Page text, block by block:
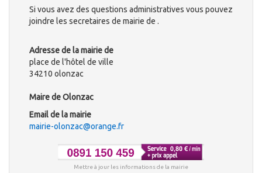
Si vous avez des questions administratives vous pouvez
joindre les secretaires de mairie de .
Adresse de la mairie de
place de l'hôtel de ville
34210 olonzac
Maire de Olonzac
Email de la mairie
mairie-olonzac@orange.fr
Mettre à jour les informations de la mairie